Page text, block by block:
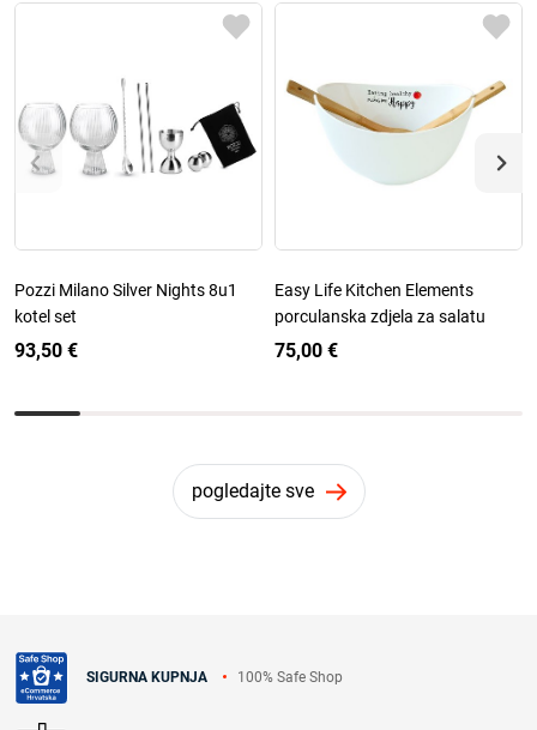
Pozzi Milano Silver Nights 8u1
kotel set
93,50 €
Easy Life Kitchen Elements
porculanska zdjela za salatu
75,00 €
pogledajte sve
SIGURNA KUPNJA 100% Safe Shop